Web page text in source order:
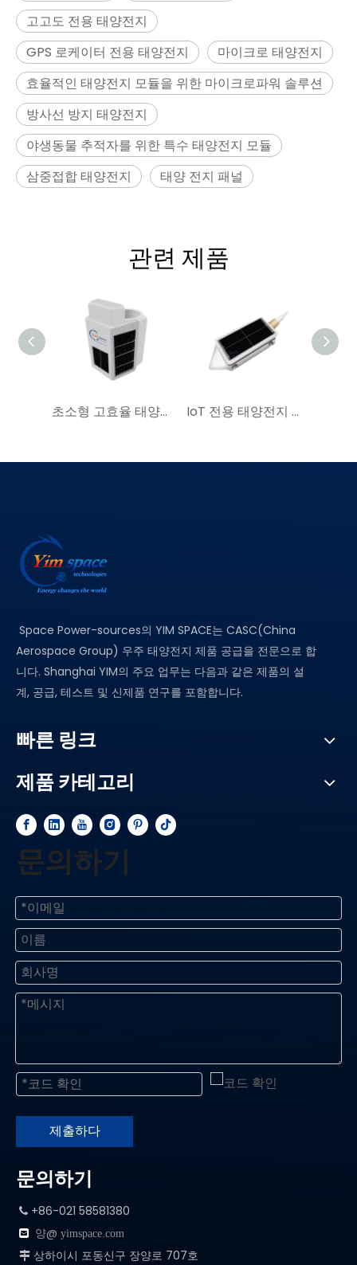
고고도 전용 태양전지
GPS 로케이터 전용 태양전지
마이크로 태양전지
효율적인 태양전지 모듈을 위한 마이크로파워 솔루션
방사선 방지 태양전지
야생동물 추적자를 위한 특수 태양전지 모듈
삼중접합 태양전지
태양 전지 패널
관련 제품
초소형 고효율 태양전지 모듈|YIM China, IoT용 소형 태양전지 모듈 제조 IoT 전용 태양전지 모듈 YIM Space에서 삼중접합 GaAs Solar Cell 구매
Space Power-sources의 YIM SPACE는 CASC(China
Aerospace Group) 우주 태양전지 제품 공급을 전문으로 합
니다. Shanghai YIM의 주요 업무는 다음과 같은 제품의 설
계, 공급, 테스트 및 신제품 연구를 포함합니다.
빠른 링크
제품 카테고리
문의하기
제출하다
문의하기
 +86-021 58581380
 양@ yimspace.com
 상하이시 포동신구 장양로 707호